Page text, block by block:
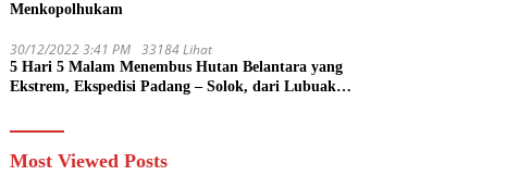
Menkopolhukam
30/12/2022 3:41 PM 33184 Lihat
5 Hari 5 Malam Menembus Hutan Belantara yang
Ekstrem, Ekspedisi Padang – Solok, dari Lubuak
Most Viewed Posts